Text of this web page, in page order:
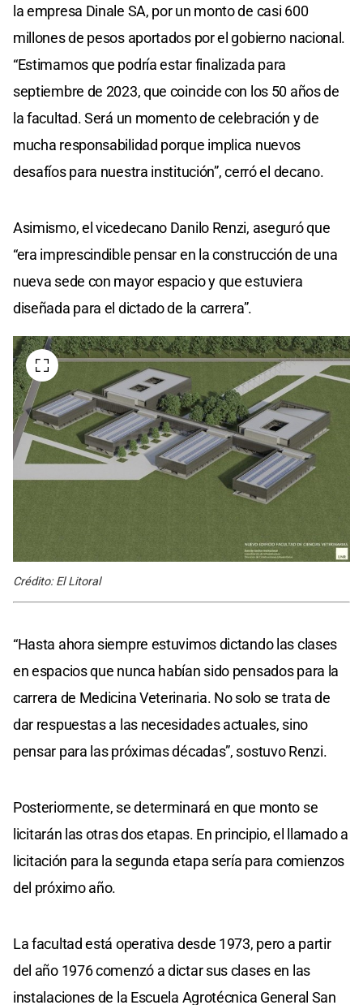
la empresa Dinale SA, por un monto de casi 600
millones de pesos aportados por el gobierno nacional.
“Estimamos que podría estar finalizada para
septiembre de 2023, que coincide con los 50 años de
la facultad. Será un momento de celebración y de
mucha responsabilidad porque implica nuevos
desafíos para nuestra institución”, cerró el decano.
Asimismo, el vicedecano Danilo Renzi, aseguró que
“era imprescindible pensar en la construcción de una
nueva sede con mayor espacio y que estuviera
diseñada para el dictado de la carrera”.
Crédito: El Litoral
“Hasta ahora siempre estuvimos dictando las clases
en espacios que nunca habían sido pensados para la
carrera de Medicina Veterinaria. No solo se trata de
dar respuestas a las necesidades actuales, sino
pensar para las próximas décadas”, sostuvo Renzi.
Posteriormente, se determinará en que monto se
licitarán las otras dos etapas. En principio, el llamado a
licitación para la segunda etapa sería para comienzos
del próximo año.
La facultad está operativa desde 1973, pero a partir
del año 1976 comenzó a dictar sus clases en las
instalaciones de la Escuela Agrotécnica General San